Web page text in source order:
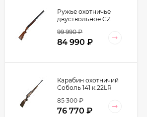
Ружье охотничье
двуствольное CZ
L=710 мм)
99 990₽
84 990 ₽
Карабин охотничий
Соболь 141 к.22LR
85 300₽
76 770 ₽